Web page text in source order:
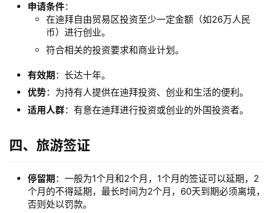
主
申请条件：
在迪拜自由贸易区投资至少一定金额（如26万人民
币）进行创业。
符合相关的投资要求和商业计划。
有效期：长达十年。
优势：为持有人提供在迪拜投资、创业和生活的便利。
适用人群：有意在迪拜进行投资或创业的外国投资者。
四、旅游签证
停留期：一般为1个月和2个月，1个月的签证可以延期，2
个月的不得延期，最长时间为2个月，60天到期必须离境，
否则处以罚款。